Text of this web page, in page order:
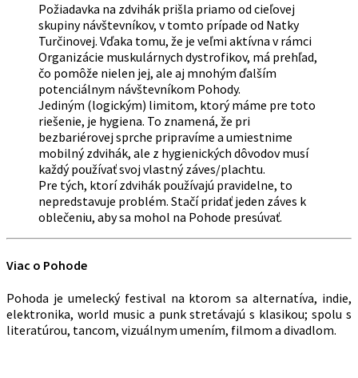
Požiadavka na zdvihák prišla priamo od cieľovej
skupiny návštevníkov, v tomto prípade od Natky
Turčinovej. Vďaka tomu, že je veľmi aktívna v rámci
Organizácie muskulárnych dystrofikov, má prehľad,
čo pomôže nielen jej, ale aj mnohým ďalším
potenciálnym návštevníkom Pohody.
Jediným (logickým) limitom, ktorý máme pre toto
riešenie, je hygiena. To znamená, že pri
bezbariérovej sprche pripravíme a umiestnime
mobilný zdvihák, ale z hygienických dôvodov musí
každý používať svoj vlastný záves/plachtu.
Pre tých, ktorí zdvihák používajú pravidelne, to
nepredstavuje problém. Stačí pridať jeden záves k
oblečeniu, aby sa mohol na Pohode presúvať.
Viac o Pohode
Pohoda je umelecký festival na ktorom sa alternatíva, indie,
elektronika, world music a punk stretávajú s klasikou; spolu s
literatúrou, tancom, vizuálnym umením, filmom a divadlom.